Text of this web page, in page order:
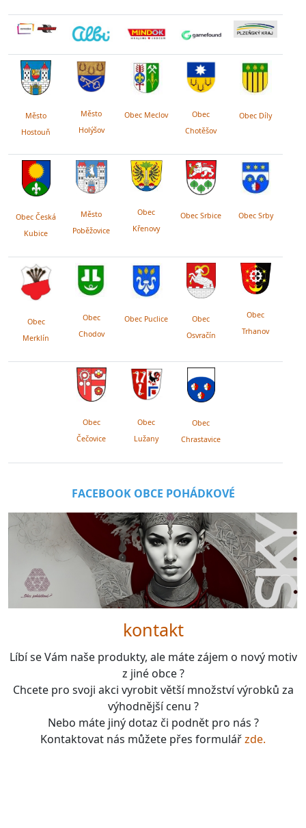
Město
Hostouň
Město
Holýšov
Obec Meclov
Obec
Chotěšov
Obec Díly
Obec Česká
Kubice
Město
Poběžovice
Obec
Křenovy
Obec Srbice Obec Srby
Obec
Merklín
Obec
Chodov
Obec Puclice
Obec
Osvračín
Obec
Trhanov
Obec
Čečovice
Obec
Lužany
Obec
Chrastavice
FACEBOOK OBCE POHÁDKOVÉ
kontakt
Líbí se Vám naše produkty, ale máte zájem o nový motiv
z jiné obce ?
Chcete pro svoji akci vyrobit větší množství výrobků za
výhodnější cenu ?
Nebo máte jiný dotaz či podnět pro nás ?
Kontaktovat nás můžete přes formulářzde.